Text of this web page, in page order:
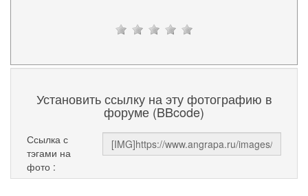
Установить ссылку на эту фотографию в
форуме (BBcode)
Ссылка с
тэгами на
фото :